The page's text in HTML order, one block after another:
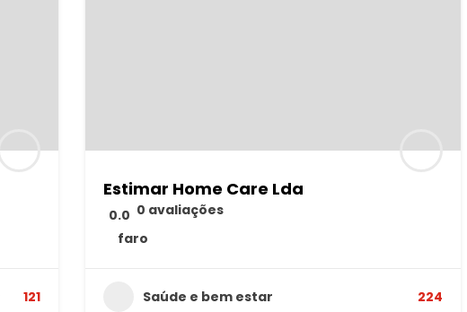
121
Estimar Home Care Lda
0.0 0 avaliações
faro
Saúde e bem estar 224